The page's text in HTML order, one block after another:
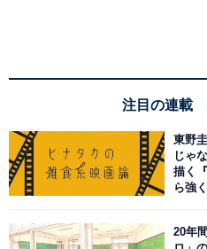
注目の連載
東野
じゃ
描く
ら強
20年